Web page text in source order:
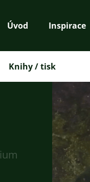
Úvod Inspirace
Knihy / tisk